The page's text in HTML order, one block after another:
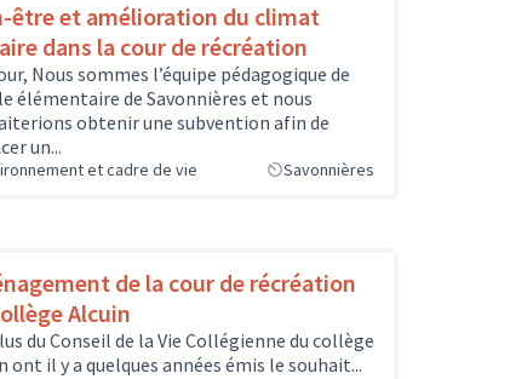
être et amélioration du climat
dans la cour de récréation
Nous sommes l’équipe pédagogique de
élémentaire de Savonnières et nous
obtenir une subvention afin de
un...
et cadre de vie Savonnières
de la cour de récréation
Alcuin
du Conseil de la Vie Collégienne du collège
ont il y a quelques années émis le souhait...